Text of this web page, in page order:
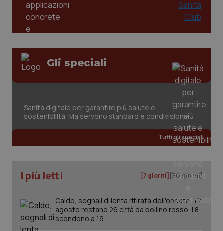
Gli speciali
Sanità digitale per garantire più salute e
sostenibilità. Ma servono standard e condivisione
Tutti gli speciali
I più letti [7 giorni] [30 giorni]
Caldo, segnali di lenta ritirata dell'ondata: il 7
agosto restano 26 città da bollino rosso, l'8
scendono a 19
tracking-sites-ironfish-
www.quotidianosanita.it
2
www.quotidianosanita.it
_ga
Google LLC
1